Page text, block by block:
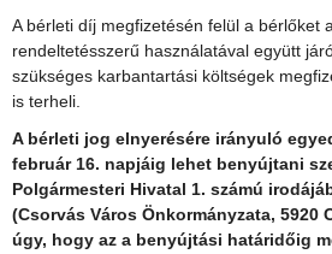
A bérleti díj megfizetésén felül a bérlőket
rendeltetésszerű használatával együtt
szükséges karbantartási költségek
is terheli.
A bérleti jog elnyerésére irányuló
február 16. napjáig lehet benyújtani
Polgármesteri Hivatal 1. számú
(Csorvás Város Önkormányzata, 5920
úgy, hogy az a benyújtási határidőig